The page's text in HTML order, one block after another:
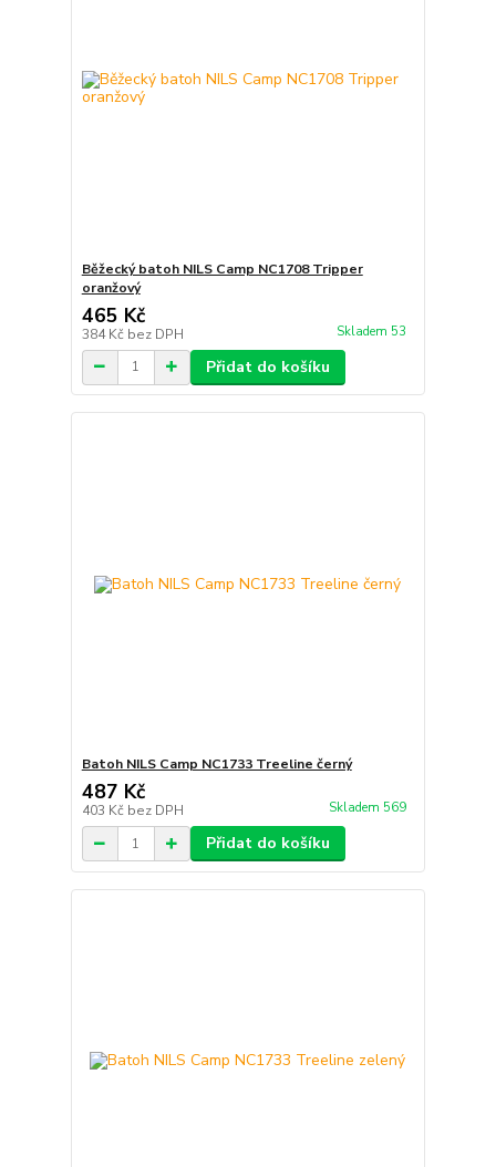
Běžecký batoh NILS Camp NC1708 Tripper
oranžový
465 Kč
384 Kč bez DPH Skladem 53
Přidat do košíku
Batoh NILS Camp NC1733 Treeline černý
487 Kč
403 Kč bez DPH Skladem 569
Přidat do košíku